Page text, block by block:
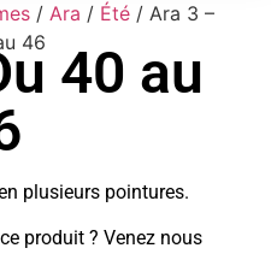
/ Ara / Été/ Ara 3 –
46
40 au
plusieurs pointures.
produit ? Venez nous